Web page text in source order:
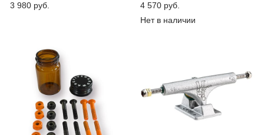
3 980 pуб.
4 570 pуб.
Нет в наличии